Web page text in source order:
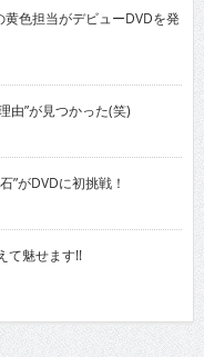
色担当がデビューDVDを発
由”が見つかった(笑)
”がDVDに初挑戦！
て魅せます!!